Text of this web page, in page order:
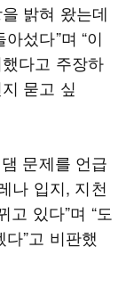
밝혀 왔는데
섰다”며 “이
다고 주장하
묻고 싶
문제를 언급
나 입지, 지천
있다”며 “도
”고 비판했